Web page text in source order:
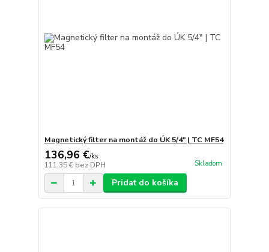
Magnetický filter na montáž do ÚK 5/4" | TC MF54
136,96 €/ks
111,35 € bez DPH Skladom
Pridať do košíka